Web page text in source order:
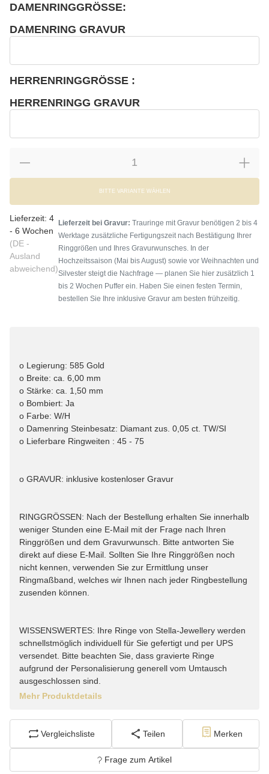
DAMENRINGGRÖSSE:
DAMENRING GRAVUR
HERRENRINGGRÖSSE :
HERRENRINGG GRAVUR
BITTE VARIANTE WÄHLEN
Lieferzeit: 4
- 6 Wochen
(DE -
Ausland
abweichend)
Lieferzeit bei Gravur: Trauringe mit Gravur benötigen 2 bis 4
Werktage zusätzliche Fertigungszeit nach Bestätigung Ihrer
Ringgrößen und Ihres Gravurwunsches. In der
Hochzeitssaison (Mai bis August) sowie vor Weihnachten und
Silvester steigt die Nachfrage — planen Sie hier zusätzlich 1
bis 2 Wochen Puffer ein. Haben Sie einen festen Termin,
bestellen Sie Ihre inklusive Gravur am besten frühzeitig.
o Legierung: 585 Gold
o Breite: ca. 6,00 mm
o Stärke: ca. 1,50 mm
o Bombiert: Ja
o Farbe: W/H
o Damenring Steinbesatz: Diamant zus. 0,05 ct. TW/SI
o Lieferbare Ringweiten : 45 - 75
o GRAVUR: inklusive kostenloser Gravur
RINGGRÖSSEN: Nach der Bestellung erhalten Sie innerhalb
weniger Stunden eine E-Mail mit der Frage nach Ihren
Ringgrößen und dem Gravurwunsch. Bitte antworten Sie
direkt auf diese E-Mail. Sollten Sie Ihre Ringgrößen noch
nicht kennen, verwenden Sie zur Ermittlung unser
Ringmaßband, welches wir Ihnen nach jeder Ringbestellung
zusenden können.
WISSENSWERTES: Ihre Ringe von Stella-Jewellery werden
schnellstmöglich individuell für Sie gefertigt und per UPS
versendet. Bitte beachten Sie, dass gravierte Ringe
aufgrund der Personalisierung generell vom Umtausch
ausgeschlossen sind.
Mehr Produktdetails
Vergleichsliste Teilen Merken
Frage zum Artikel